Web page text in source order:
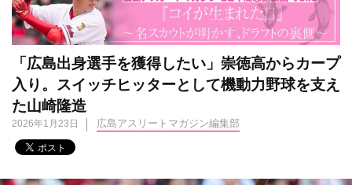
「広島出身選手を獲得したい」崇徳高からカープ
入り。スイッチヒッターとして機動力野球を支え
た山崎隆造
2026年1月23日 広島アスリートマガジン編集部